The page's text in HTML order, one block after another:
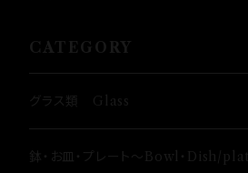
CATEGORY
グラス類 Glass
タンブラー〜Tumbler〜
鉢・お皿・プレート〜Bowl・Dish/plat